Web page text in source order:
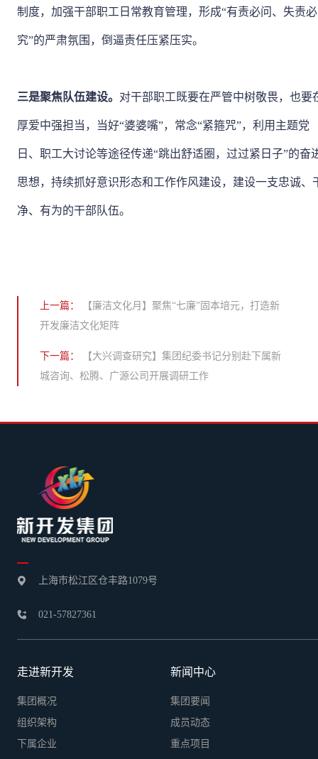
制度，加强干部职工日常教育管理，形成“有责必问、失责必
究”的严肃氛围，倒逼责任压紧压实。
三是聚焦队伍建设。 对干部职工既要在严管中树敬畏，也要
厚爱中强担当，当好“婆婆嘴”，常念“紧箍咒”，利用主题党
日、职工大讨论等途径传递“跳出舒适圈，过过紧日子”的奋
思想，持续抓好意识形态和工作作风建设，建设一支忠诚、
净、有为的干部队伍。
上一篇：
【廉洁文化月】聚焦“七廉”固本培元，打造新
开发廉洁文化矩阵
下一篇：
【大兴调查研究】集团纪委书记分别赴下属新
城咨询、松腾、广源公司开展调研工作
 上海市松江区仓丰路1079号
 021-57827361
走进新开发
集团概况
组织架构
下属企业
新闻中心
集团要闻
成员动态
重点项目